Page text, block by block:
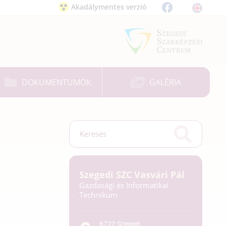
Akadálymentes verzió
DOKUMENTUMOK GALÉRIA
Szegedi SZC Vasvári Pál
Gazdasági és Informatikai
Technikum
6722 Szeged,